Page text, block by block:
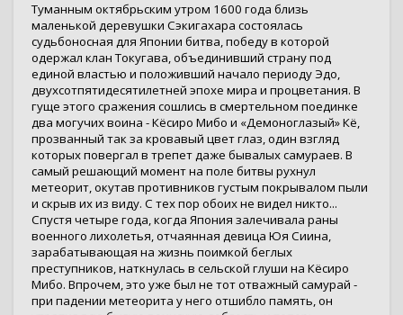
Туманным октябрьским утром 1600 года близь
маленькой деревушки Сэкигахара состоялась
судьбоносная для Японии битва, победу в которой
одержал клан Токугава, объединивший страну под
единой властью и положивший начало периоду Эдо,
двухсотпятидесятилетней эпохе мира и процветания. В
гуще этого сражения сошлись в смертельном поединке
два могучих воина - Кёсиро Мибо и «Демоноглазый» Кё,
прозванный так за кровавый цвет глаз, один взгляд
которых повергал в трепет даже бывалых самураев. В
самый решающий момент на поле битвы рухнул
метеорит, окутав противников густым покрывалом пыли
и скрыв их из виду. С тех пор обоих не видел никто...
Спустя четыре года, когда Япония залечивала раны
военного лихолетья, отчаянная девица Юя Сиина,
зарабатывающая на жизнь поимкой беглых
преступников, наткнулась в сельской глуши на Кёсиро
Мибо. Впрочем, это уже был не тот отважный самурай -
при падении метеорита у него отшибло память, он